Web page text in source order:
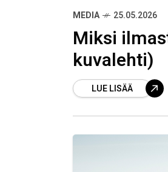
MEDIA 25.05.2026
Miksi
kuvalehti)
LUE LISÄÄ